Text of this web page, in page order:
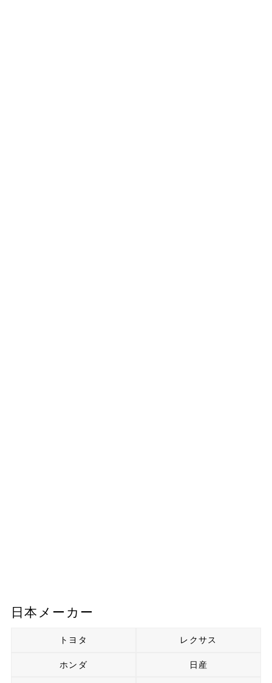
日本メーカー
トヨタ レクサス
ホンダ 日産